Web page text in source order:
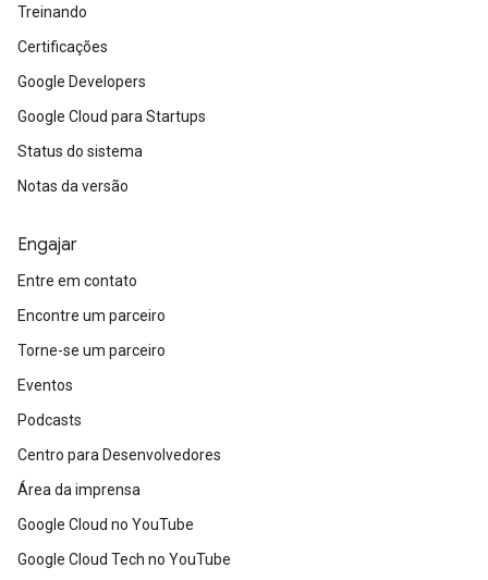
Treinando
Certificações
Google Developers
Google Cloud para Startups
Status do sistema
Notas da versão
Engajar
Entre em contato
Encontre um parceiro
Torne-se um parceiro
Eventos
Podcasts
Centro para Desenvolvedores
Área da imprensa
Google Cloud no YouTube
Google Cloud Tech no YouTube